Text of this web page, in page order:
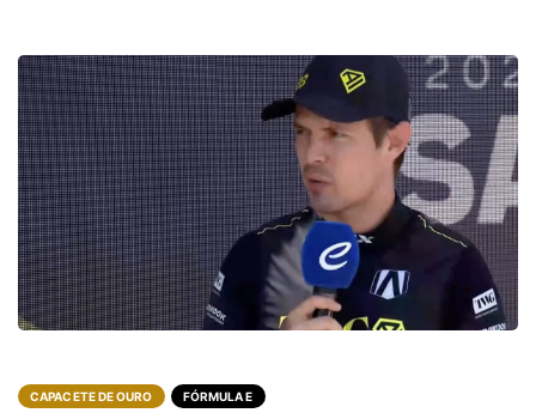
CAPACETE DE OURO FÓRMULA E